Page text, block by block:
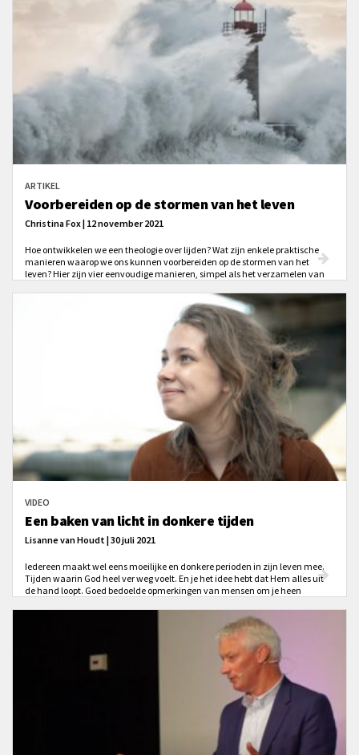
ARTIKEL
Voorbereiden op de stormen van het leven
Christina Fox | 12 november 2021
Hoe ontwikkelen we een theologie over lijden? Wat zijn enkele praktische
manieren waarop we ons kunnen voorbereiden op de stormen van het
leven? Hier zijn vier eenvoudige manieren, simpel als het verzamelen van
VIDEO
Een baken van licht in donkere tijden
Lisanne van Houdt | 30 juli 2021
Iedereen maakt wel eens moeilijke en donkere perioden in zijn leven mee.
Tijden waarin God heel ver weg voelt. En je het idee hebt dat Hem alles uit
de hand loopt. Goed bedoelde opmerkingen van mensen om je heen